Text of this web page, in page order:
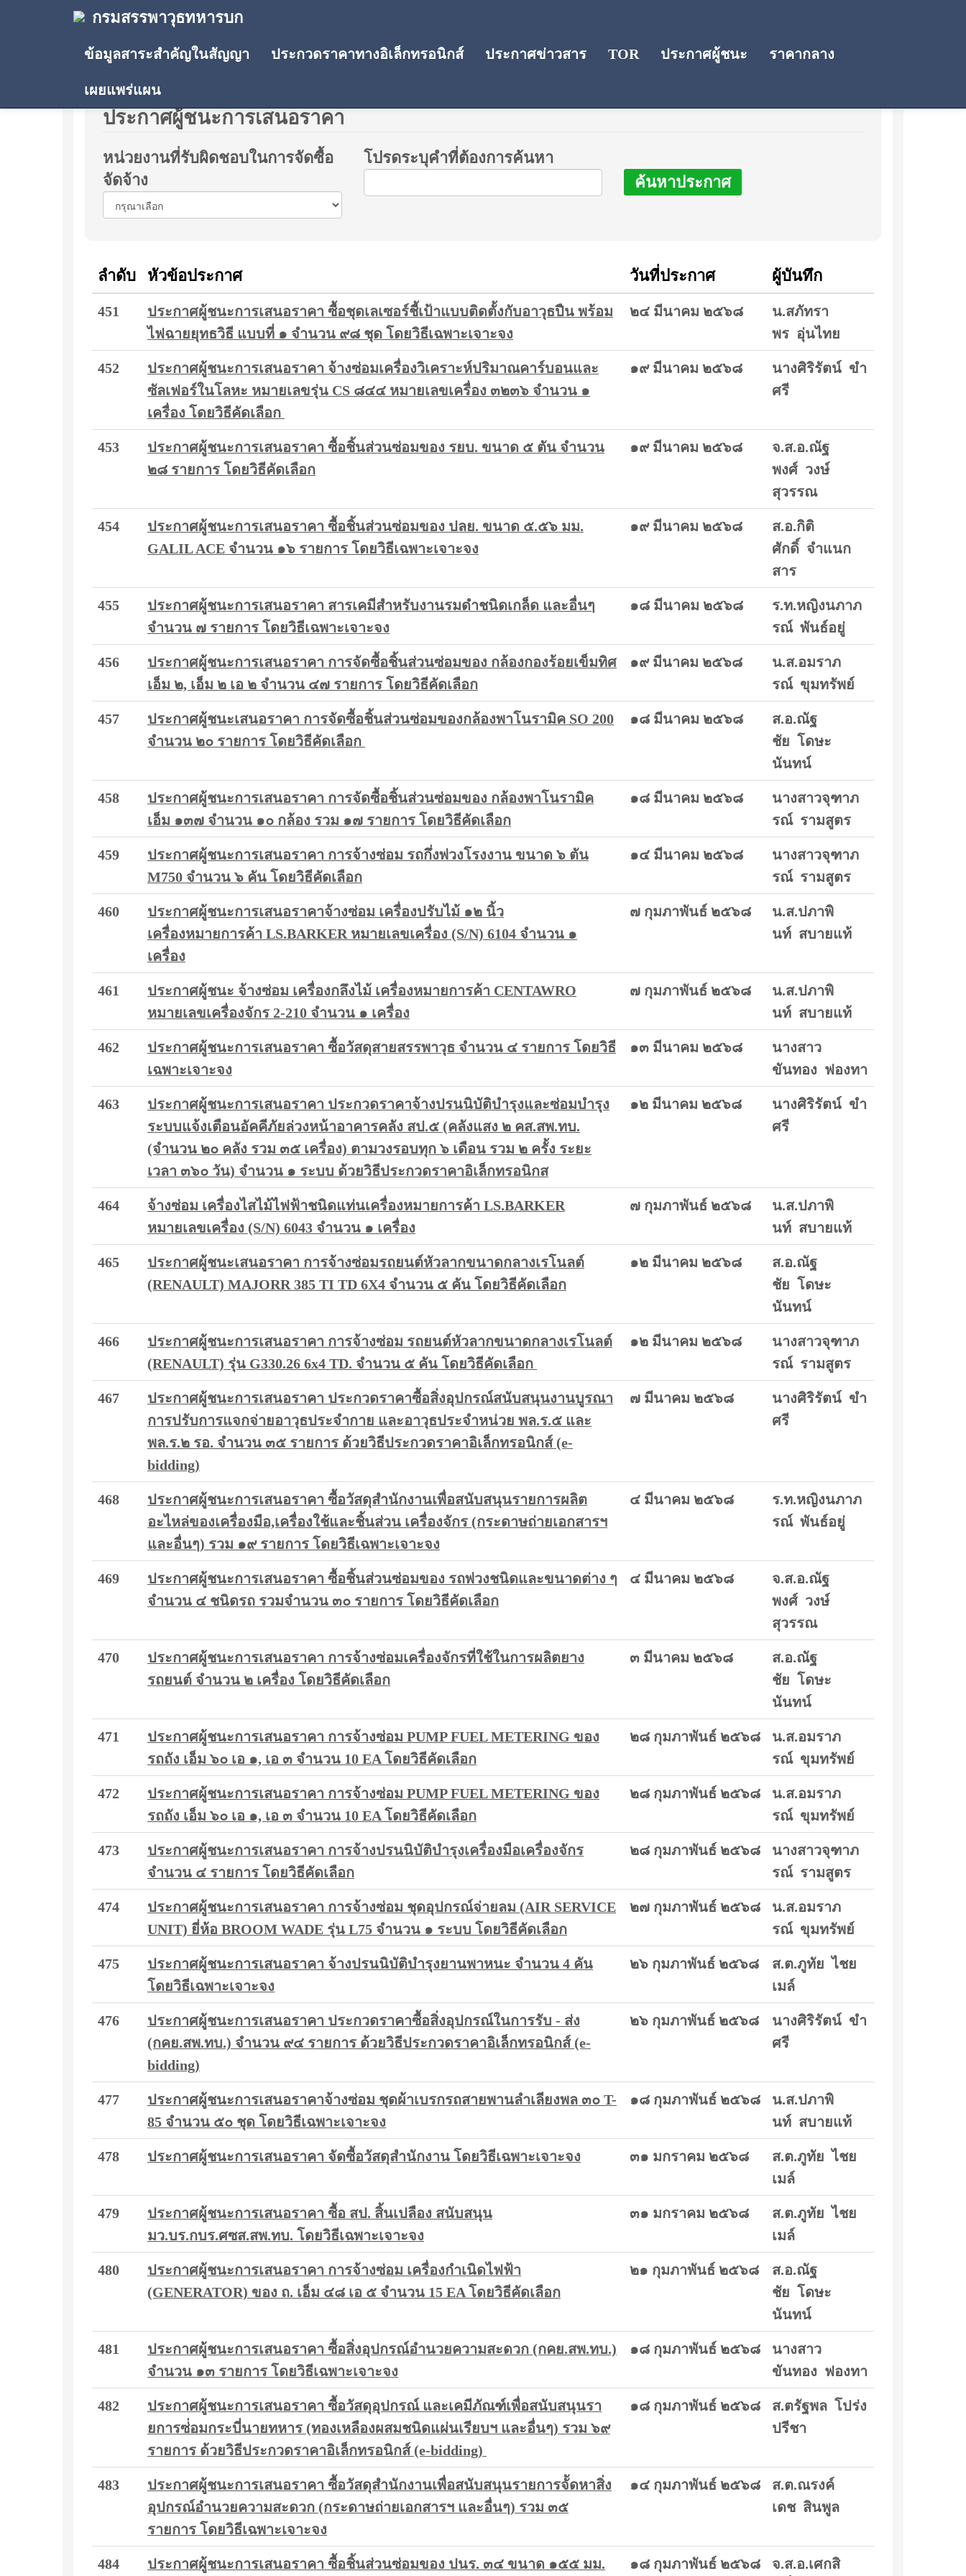
กรมสรรพาวุธทหารบก
ข้อมูลสาระสำคัญในสัญญา ประกวดราคาทางอิเล็กทรอนิกส์ ประกาศข่าวสาร TOR ประกาศผู้ชนะ ราคากลาง
เผยแพร่แผน
ประกาศผู้ชนะการเสนอราคา
หน่วยงานที่รับผิดชอบในการจัดซื้อ
จัดจ้าง
โปรดระบุคำที่ต้องการค้นหา
ค้นหาประกาศ
ลำดับ หัวข้อประกาศ วันที่ประกาศ ผู้บันทึก
451
ประกาศผู้ชนะการเสนอราคา ซื้อชุดเลเซอร์ชี้เป้าแบบติดตั้งกับอาวุธปืน พร้อม
ไฟฉายยุทธวิธี แบบที่ ๑ จำนวน ๙๘ ชุด โดยวิธีเฉพาะเจาะจง
๒๔ มีนาคม ๒๕๖๘
น.สภัทรา
พร อุ่นไทย
452
ประกาศผู้ชนะการเสนอราคา จ้างซ่อมเครื่องวิเคราะห์ปริมาณคาร์บอนและ
ซัลเฟอร์ในโลหะ หมายเลขรุ่น CS ๘๔๔ หมายเลขเครื่อง ๓๒๓๖ จำนวน ๑
เครื่อง โดยวิธีคัดเลือก
๑๙ มีนาคม ๒๕๖๘
นางศิริรัตน์ ขำ
ศรี
453
ประกาศผู้ชนะการเสนอราคา ซื้อชิ้นส่วนซ่อมของ รยบ. ขนาด ๕ ตัน จำนวน
๒๘ รายการ โดยวิธีคัดเลือก
๑๙ มีนาคม ๒๕๖๘
จ.ส.อ.ณัฐ
พงศ์ วงษ์
สุวรรณ
454
ประกาศผู้ชนะการเสนอราคา ซื้อชิ้นส่วนซ่อมของ ปลย. ขนาด ๕.๕๖ มม.
GALIL ACE จำนวน ๑๖ รายการ โดยวิธีเฉพาะเจาะจง
๑๙ มีนาคม ๒๕๖๘
ส.อ.กิติ
ศักดิ์ จำแนก
สาร
455
ประกาศผู้ชนะการเสนอราคา สารเคมีสำหรับงานรมดำชนิดเกล็ด และอื่นๆ
จำนวน ๗ รายการ โดยวิธีเฉพาะเจาะจง
๑๘ มีนาคม ๒๕๖๘
ร.ท.หญิงนภาภ
รณ์ พันธ์อยู่
456
ประกาศผู้ชนะการเสนอราคา การจัดซื้อชิ้นส่วนซ่อมของ กล้องกองร้อยเข็มทิศ
เอ็ม ๒, เอ็ม ๒ เอ ๒ จำนวน ๔๗ รายการ โดยวิธีคัดเลือก
๑๙ มีนาคม ๒๕๖๘
น.ส.อมราภ
รณ์ ขุมทรัพย์
457
ประกาศผู้ชนะเสนอราคา การจัดซื้อชิ้นส่วนซ่อมของกล้องพาโนรามิค SO 200
จำนวน ๒๐ รายการ โดยวิธีคัดเลือก
๑๘ มีนาคม ๒๕๖๘
ส.อ.ณัฐ
ชัย โดษะ
นันทน์
458
ประกาศผู้ชนะการเสนอราคา การจัดซื้อชิ้นส่วนซ่อมของ กล้องพาโนรามิค
เอ็ม ๑๓๗ จำนวน ๑๐ กล้อง รวม ๑๗ รายการ โดยวิธีคัดเลือก
๑๘ มีนาคม ๒๕๖๘
นางสาวจุฑาภ
รณ์ รามสูตร
459
ประกาศผู้ชนะการเสนอราคา การจ้างซ่อม รถกึ่งพ่วงโรงงาน ขนาด ๖ ตัน
M750 จำนวน ๖ คัน โดยวิธีคัดเลือก
๑๔ มีนาคม ๒๕๖๘
นางสาวจุฑาภ
รณ์ รามสูตร
460
ประกาศผู้ชนะการเสนอราคาจ้างซ่อม เครื่องปรับไม้ ๑๒ นิ้ว
เครื่องหมายการค้า LS.BARKER หมายเลขเครื่อง (S/N) 6104 จำนวน ๑
เครื่อง
๗ กุมภาพันธ์ ๒๕๖๘
น.ส.ปภาพิ
นท์ สบายแท้
461
ประกาศผู้ชนะ จ้างซ่อม เครื่องกลึงไม้ เครื่องหมายการค้า CENTAWRO
หมายเลขเครื่องจักร 2-210 จำนวน ๑ เครื่อง
๗ กุมภาพันธ์ ๒๕๖๘
น.ส.ปภาพิ
นท์ สบายแท้
462
ประกาศผู้ชนะการเสนอราคา ซื้อวัสดุสายสรรพาวุธ จำนวน ๔ รายการ โดยวิธี
เฉพาะเจาะจง
๑๓ มีนาคม ๒๕๖๘
นางสาว
ขันทอง ฟองทา
463
ประกาศผู้ชนะการเสนอราคา ประกวดราคาจ้างปรนนิบัติบำรุงและซ่อมบำรุง
ระบบแจ้งเตือนอัคคีภัยล่วงหน้าอาคารคลัง สป.๕ (คลังแสง ๒ คส.สพ.ทบ.
(จำนวน ๒๐ คลัง รวม ๓๕ เครื่อง) ตามวงรอบทุก ๖ เดือน รวม ๒ ครั้ง ระยะ
เวลา ๓๖๐ วัน) จำนวน ๑ ระบบ ด้วยวิธีประกวดราคาอิเล็กทรอนิกส
๑๒ มีนาคม ๒๕๖๘
นางศิริรัตน์ ขำ
ศรี
464
จ้างซ่อม เครื่องไสไม้ไฟฟ้าชนิดแท่นเครื่องหมายการค้า LS.BARKER
หมายเลขเครื่อง (S/N) 6043 จำนวน ๑ เครื่อง
๗ กุมภาพันธ์ ๒๕๖๘
น.ส.ปภาพิ
นท์ สบายแท้
465
ประกาศผู้ชนะเสนอราคา การจ้างซ่อมรถยนต์หัวลากขนาดกลางเรโนลต์
(RENAULT) MAJORR 385 TI TD 6X4 จำนวน ๕ คัน โดยวิธีคัดเลือก
๑๒ มีนาคม ๒๕๖๘
ส.อ.ณัฐ
ชัย โดษะ
นันทน์
466
ประกาศผู้ชนะการเสนอราคา การจ้างซ่อม รถยนต์หัวลากขนาดกลางเรโนลต์
(RENAULT) รุ่น G330.26 6x4 TD. จำนวน ๕ คัน โดยวิธีคัดเลือก
๑๒ มีนาคม ๒๕๖๘
นางสาวจุฑาภ
รณ์ รามสูตร
467
ประกาศผู้ชนะการเสนอราคา ประกวดราคาซื้อสิ่งอุปกรณ์สนับสนุนงานบูรณา
การปรับการแจกจ่ายอาวุธประจำกาย และอาวุธประจำหน่วย พล.ร.๕ และ
พล.ร.๒ รอ. จำนวน ๓๕ รายการ ด้วยวิธีประกวดราคาอิเล็กทรอนิกส์ (e-
bidding)
๗ มีนาคม ๒๕๖๘
นางศิริรัตน์ ขำ
ศรี
468
ประกาศผู้ชนะการเสนอราคา ซื้อวัสดุสำนักงานเพื่อสนับสนุนรายการผลิต
อะไหล่ของเครื่องมือ,เครื่องใช้และชิ้นส่วน เครื่องจักร (กระดาษถ่ายเอกสารฯ
และอื่นๆ) รวม ๑๙ รายการ โดยวิธีเฉพาะเจาะจง
๔ มีนาคม ๒๕๖๘
ร.ท.หญิงนภาภ
รณ์ พันธ์อยู่
469
ประกาศผู้ชนะการเสนอราคา ซื้อชิ้นส่วนซ่อมของ รถพ่วงชนิดและขนาดต่าง ๆ
จำนวน ๔ ชนิดรถ รวมจำนวน ๓๐ รายการ โดยวิธีคัดเลือก
๔ มีนาคม ๒๕๖๘
จ.ส.อ.ณัฐ
พงศ์ วงษ์
สุวรรณ
470
ประกาศผู้ชนะการเสนอราคา การจ้างซ่อมเครื่องจักรที่ใช้ในการผลิตยาง
รถยนต์ จำนวน ๒ เครื่อง โดยวิธีคัดเลือก
๓ มีนาคม ๒๕๖๘
ส.อ.ณัฐ
ชัย โดษะ
นันทน์
471
ประกาศผู้ชนะการเสนอราคา การจ้างซ่อม PUMP FUEL METERING ของ
รถถัง เอ็ม ๖๐ เอ ๑, เอ ๓ จำนวน 10 EA โดยวิธีคัดเลือก
๒๘ กุมภาพันธ์ ๒๕๖๘
น.ส.อมราภ
รณ์ ขุมทรัพย์
472
ประกาศผู้ชนะการเสนอราคา การจ้างซ่อม PUMP FUEL METERING ของ
รถถัง เอ็ม ๖๐ เอ ๑, เอ ๓ จำนวน 10 EA โดยวิธีคัดเลือก
๒๘ กุมภาพันธ์ ๒๕๖๘
น.ส.อมราภ
รณ์ ขุมทรัพย์
473
ประกาศผู้ชนะการเสนอราคา การจ้างปรนนิบัติบำรุงเครื่องมือเครื่องจักร
จำนวน ๔ รายการ โดยวิธีคัดเลือก
๒๘ กุมภาพันธ์ ๒๕๖๘
นางสาวจุฑาภ
รณ์ รามสูตร
474
ประกาศผู้ชนะการเสนอราคา การจ้างซ่อม ชุดอุปกรณ์จ่ายลม (AIR SERVICE
UNIT) ยี่ห้อ BROOM WADE รุ่น L75 จำนวน ๑ ระบบ โดยวิธีคัดเลือก
๒๗ กุมภาพันธ์ ๒๕๖๘
น.ส.อมราภ
รณ์ ขุมทรัพย์
475
ประกาศผู้ชนะการเสนอราคา จ้างปรนนิบัติบำรุงยานพาหนะ จำนวน 4 คัน
โดยวิธีเฉพาะเจาะจง
๒๖ กุมภาพันธ์ ๒๕๖๘
ส.ต.ภูทัย ไชย
เมล์
476
ประกาศผู้ชนะการเสนอราคา ประกวดราคาซื้อสิ่งอุปกรณ์ในการรับ - ส่ง
(กคย.สพ.ทบ.) จำนวน ๙๔ รายการ ด้วยวิธีประกวดราคาอิเล็กทรอนิกส์ (e-
bidding)
๒๖ กุมภาพันธ์ ๒๕๖๘
นางศิริรัตน์ ขำ
ศรี
477
ประกาศผู้ชนะการเสนอราคาจ้างซ่อม ชุดผ้าเบรกรถสายพานลำเลียงพล ๓๐ T-
85 จำนวน ๕๐ ชุด โดยวิธีเฉพาะเจาะจง
๑๘ กุมภาพันธ์ ๒๕๖๘
น.ส.ปภาพิ
นท์ สบายแท้
478 ประกาศผู้ชนะการเสนอราคา จัดซื้อวัสดุสำนักงาน โดยวิธีเฉพาะเจาะจง ๓๑ มกราคม ๒๕๖๘
ส.ต.ภูทัย ไชย
เมล์
479
ประกาศผู้ชนะการเสนอราคา ซื้อ สป. สิ้นเปลือง สนับสนุน
มว.บร.กบร.ศซส.สพ.ทบ. โดยวิธีเฉพาะเจาะจง
๓๑ มกราคม ๒๕๖๘
ส.ต.ภูทัย ไชย
เมล์
480
ประกาศผู้ชนะการเสนอราคา การจ้างซ่อม เครื่องกำเนิดไฟฟ้า
(GENERATOR) ของ ถ. เอ็ม ๔๘ เอ ๕ จำนวน 15 EA โดยวิธีคัดเลือก
๒๑ กุมภาพันธ์ ๒๕๖๘
ส.อ.ณัฐ
ชัย โดษะ
นันทน์
481
ประกาศผู้ชนะการเสนอราคา ซื้อสิ่งอุปกรณ์อำนวยความสะดวก (กคย.สพ.ทบ.)
จำนวน ๑๓ รายการ โดยวิธีเฉพาะเจาะจง
๑๘ กุมภาพันธ์ ๒๕๖๘
นางสาว
ขันทอง ฟองทา
482
ประกาศผู้ชนะการเสนอราคา ซื้อวัสดุอุปกรณ์ และเคมีภัณฑ์เพื่อสนับสนุนรา
ยการซ่่อมกระบี่นายทหาร (ทองเหลืองผสมชนิดแผ่นเรียบฯ และอื่นๆ) รวม ๖๙
รายการ ด้วยวิธีประกวดราคาอิเล็กทรอนิกส์ (e-bidding)
๑๘ กุมภาพันธ์ ๒๕๖๘
ส.ตรัฐพล โปร่ง
ปรีชา
483
ประกาศผู้ชนะการเสนอราคา ซื้อวัสดุสำนักงานเพื่อสนับสนุนรายการจััดหาสิ่ง
อุปกรณ์อำนวยความสะดวก (กระดาษถ่ายเอกสารฯ และอื่นๆ) รวม ๓๕
รายการ โดยวิธีเฉพาะเจาะจง
๑๔ กุมภาพันธ์ ๒๕๖๘
ส.ต.ณรงค์
เดช สินพูล
484 ประกาศผู้ชนะการเสนอราคา ซื้อชิ้นส่วนซ่อมของ ปนร. ๓๔ ขนาด ๑๕๕ มม. ๑๘ กุมภาพันธ์ ๒๕๖๘ จ.ส.อ.เศกสิ